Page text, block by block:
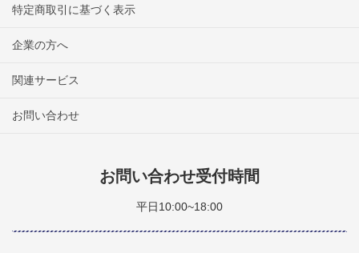
特定商取引に基づく表示
企業の方へ
関連サービス
お問い合わせ
お問い合わせ受付時間
平日10:00~18:00